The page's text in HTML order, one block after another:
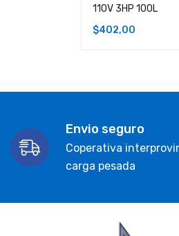
110V 3HP 100L
$402,00
Envio seguro
Coperativa
carga pesada